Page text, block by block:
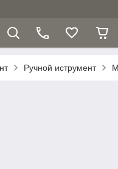
Ручной иструмент